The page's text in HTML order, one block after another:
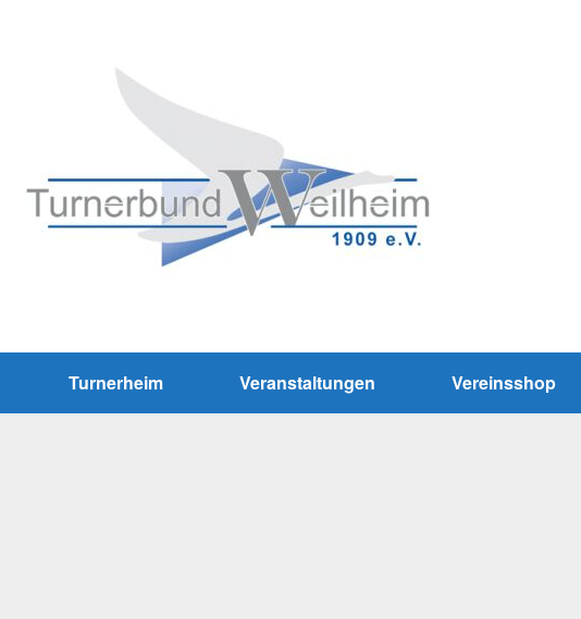
Turnerheim Veranstaltungen Vereinsshop